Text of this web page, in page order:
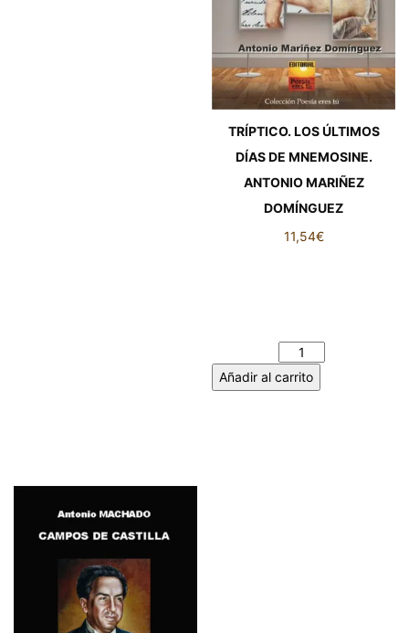
TRÍPTICO. LOS ÚLTIMOS
DÍAS DE MNEMOSINE.
ANTONIO MARIÑEZ
DOMÍNGUEZ
11,54€
Añadir al carrito